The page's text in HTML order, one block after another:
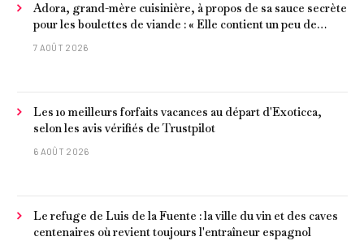
Adora, grand-mère cuisinière, à propos de sa sauce secrète
pour les boulettes de viande : « Elle contient un peu de
curcuma, du poivre, une poignée d'amandes et des tomates
7 AOÛT 2026
Les 10 meilleurs forfaits vacances au départ d'Exoticca,
selon les avis vérifiés de Trustpilot
6 AOÛT 2026
Le refuge de Luis de la Fuente : la ville du vin et des caves
centenaires où revient toujours l'entraîneur espagnol